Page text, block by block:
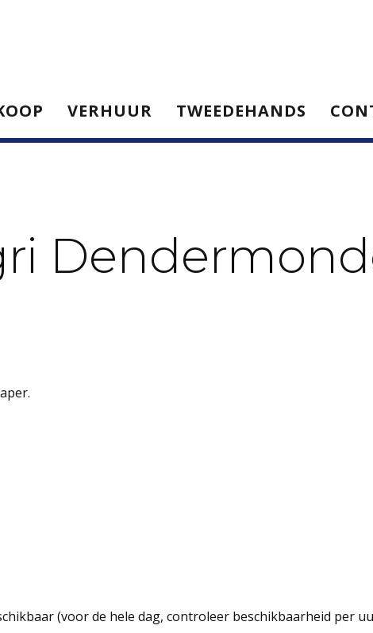
VERHUUR TWEEDEHANDS
(voor de hele dag, controleer beschikbaarheid per